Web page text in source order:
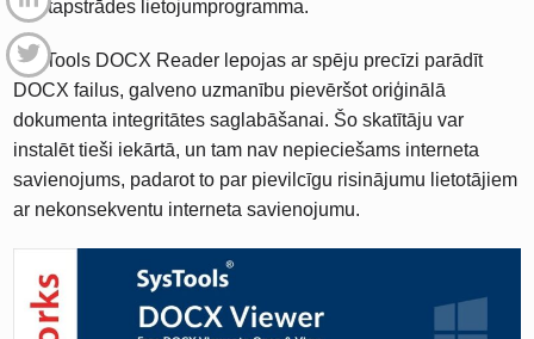
tekstapstrādes lietojumprogramma.
SysTools DOCX Reader lepojas ar spēju precīzi parādīt
DOCX failus, galveno uzmanību pievēršot oriģinālā
dokumenta integritātes saglabāšanai. Šo skatītāju var
instalēt tieši iekārtā, un tam nav nepieciešams interneta
savienojums, padarot to par pievilcīgu risinājumu lietotājiem
ar nekonsekventu interneta savienojumu.